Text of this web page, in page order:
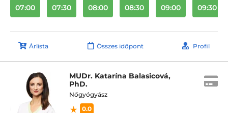
07:00 07:30 08:00 08:30 09:00 09:30
Árlista Összes időpont Profil
MUDr. Katarína Balasicová,
PhD.
Nőgyógyász
0.0